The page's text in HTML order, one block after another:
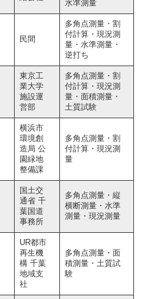
水準測量
民間
多角点測量・割
付計算・現況測
量・水準測量・
逆打ち
東京工
業大学
施設運
営部
多角点測量・割
付計算・現況測
量・面積測量・
土質試験
横浜市
環境創
造局 公
園緑地
整備課
多角点測量・割
付計算・現況測
量
国土交
通省 千
葉国道
事務所
多角点測量・縦
横断測量・水準
測量・現況測量
UR都市
再生機
構 千葉
地域支
社
多角点測量・面
積測量・土質試
験